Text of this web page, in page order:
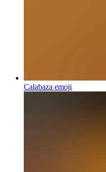
Calabaza emoji